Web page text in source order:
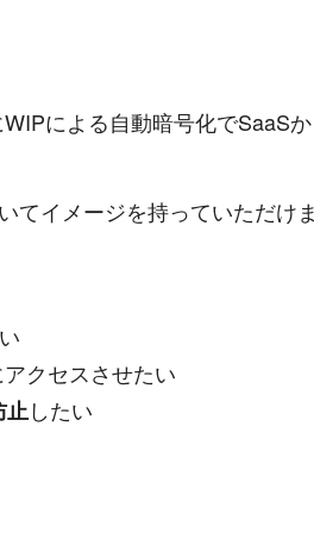
による自動暗号化でSaaS
てイメージを持っていただけ
クセスさせたい
止したい